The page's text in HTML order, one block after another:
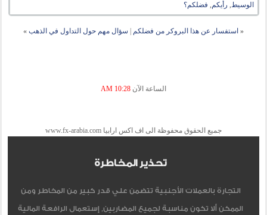
الوسيط, رأيكم, فضلكم؟
« استفسار عن هذا البروكر من فضلكم سؤال مهم حول التداول في الذهب »
الساعة الآن 10:28 AM
جميع الحقوق محفوظة الى اف اكس ارابيا www.fx-arabia.com
تحذير المخاطرة
التجارة بالعملات الأجنبية تتضمن علي قدر كبير من المخاطر ومن
الممكن ألا تكون مناسبة لجميع المضاربين, إستعمال الرافعة المالية